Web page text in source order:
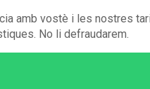
amb vostè i les nostres
No li defraudarem.